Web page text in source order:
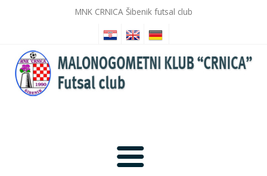
MNK CRNICA Šibenik futsal club